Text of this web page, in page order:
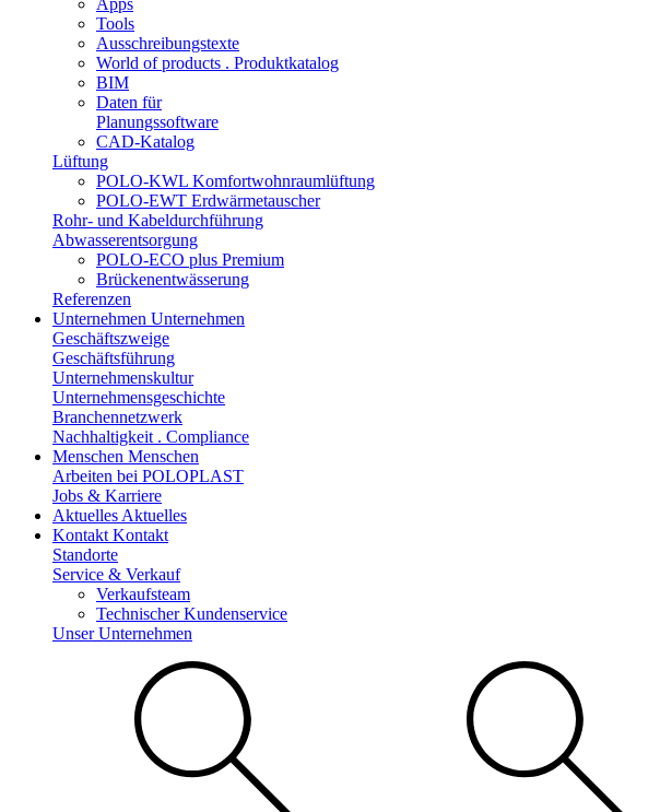
Apps
Tools
Ausschreibungstexte
World of products . Produktkatalog
BIM
Daten für
Planungssoftware
CAD-Katalog
Lüftung
POLO-KWL Komfortwohnraumlüftung
POLO-EWT Erdwärmetauscher
Rohr- und Kabeldurchführung
Abwasserentsorgung
POLO-ECO plus Premium
Brückenentwässerung
Referenzen
Unternehmen Unternehmen
Geschäftszweige
Geschäftsführung
Unternehmenskultur
Unternehmensgeschichte
Branchennetzwerk
Nachhaltigkeit . Compliance
Menschen Menschen
Arbeiten bei POLOPLAST
Jobs & Karriere
Aktuelles Aktuelles
Kontakt Kontakt
Standorte
Service & Verkauf
Verkaufsteam
Technischer Kundenservice
Unser Unternehmen